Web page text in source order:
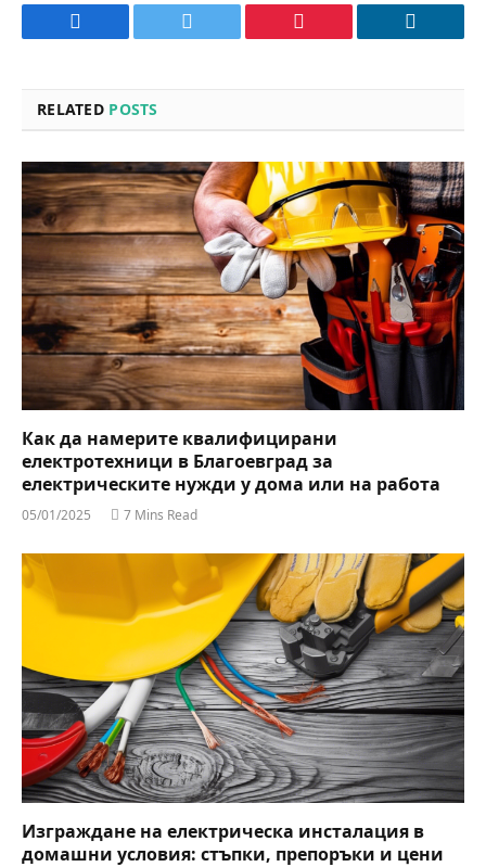
Facebook Twitter Pinterest LinkedIn
RELATED POSTS
Как да намерите квалифицирани
електротехници в Благоевград за
електрическите нужди у дома или на работа
05/01/2025 7 Mins Read
Изграждане на електрическа инсталация в
домашни условия: стъпки, препоръки и цени